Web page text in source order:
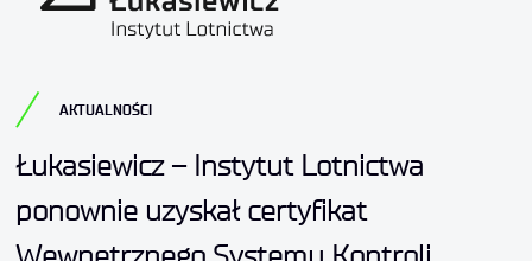
AKTUALNOŚCI
Łukasiewicz – Instytut Lotnictwa
ponownie uzyskał certyfikat